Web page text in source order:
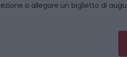
o allegare un biglietto di